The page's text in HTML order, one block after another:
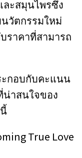
ละสมุนไพรซึ่ง
วัตกรรมใหม่
ราคาที่สามารถ
ะกอบกับคะแนน
าสนใจของ
True Love